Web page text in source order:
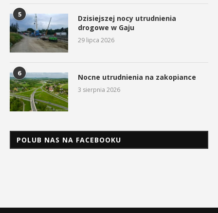
5
Dzisiejszej nocy utrudnienia
drogowe w Gaju
29 lipca 2026
6 Nocne utrudnienia na zakopiance
3 sierpnia 2026
POLUB NAS NA FACEBOOKU